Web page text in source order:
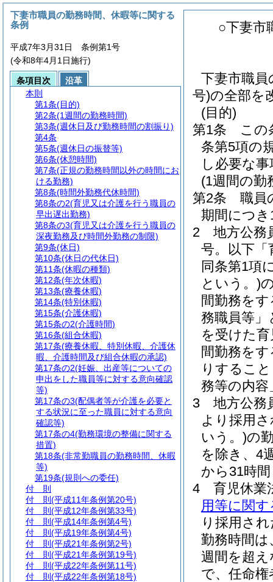
○下妻市
下妻市職員
号)の全部を
(目的)
第1条
この
条第5項の
し必要な
(1週間の勤
第2条
職員
期間につ
2
地方公務
号。以下「
同条第1項
という。)
間勤務を
務職員等」
を受けた
間勤務を
りするこ
務等の内
3
地方公務
より採用
いう。)の
を除き、4
から31時
4
育児休業
用等に関
り採用さ
勤務時間は
週間を超
で、任命
下妻市職員の勤務時間、休暇等に関する
条例
平成7年3月31日 条例第1号
(令和8年4月1日施行)
条項目次
沿革
本則
第1条(目的)
第2条(1週間の勤務時間)
第3条(週休日及び勤務時間の割振り)
第4条
第5条(週休日の振替等)
第6条(休憩時間)
第7条(正規の勤務時間以外の時間にお
ける勤務)
第8条(時間外勤務代休時間)
第8条の2(育児又は介護を行う職員の
早出遅出勤務)
第8条の3(育児又は介護を行う職員の
深夜勤務及び時間外勤務の制限)
第9条(休日)
第10条(休日の代休日)
第11条(休暇の種類)
第12条(年次休暇)
第13条(療養休暇)
第14条(特別休暇)
第15条(介護休暇)
第15条の2(介護時間)
第16条(組合休暇)
第17条(療養休暇、特別休暇、介護休
暇、介護時間及び組合休暇の承認)
第17条の2(妊娠、出産等についての
申出をした職員等に対する意向確認
等)
第17条の3(配偶者等が介護を必要と
する状況に至った職員に対する意向
確認等)
第17条の4(勤務環境の整備に関する
措置)
第18条(非常勤職員の勤務時間、休暇
等)
第19条(規則への委任)
付 則
付 則 (平成11年条例第20号)
付 則 (平成12年条例第33号)
付 則 (平成14年条例第4号)
付 則 (平成19年条例第4号)
付 則 (平成21年条例第2号)
付 則 (平成21年条例第19号)
付 則 (平成22年条例第11号)
付 則 (平成22年条例第18号)